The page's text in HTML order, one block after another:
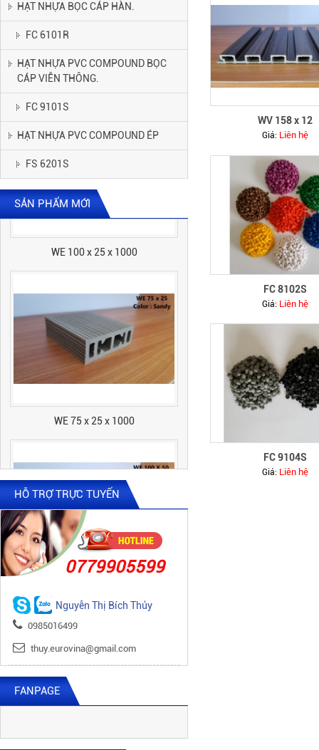
WV 158 x 12
Giá: Liên hệ
FC 8102S
Giá: Liên hệ
FC 9104S
Giá: Liên hệ
HẠT NHỰA BỌC CÁP HÀN.
FC 6101R
HẠT NHỰA PVC COMPOUND BỌC
CÁP VIỄN THÔNG.
FC 9101S
HẠT NHỰA PVC COMPOUND ÉP
FS 6201S
SẢN PHẨM MỚI
WE 100 x 25 x 1000
WE 75 x 25 x 1000
WE 100 x 50 x 1000
HỖ TRỢ TRỰC TUYẾN
0779905599
Nguyễn Thị Bích Thủy
0985016499
thuy.eurovina@gmail.com
FANPAGE